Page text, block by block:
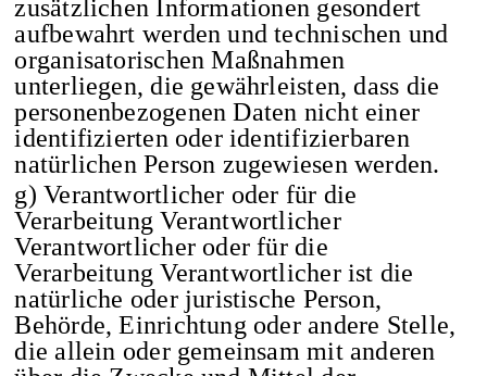
zusätzlichen Informationen gesondert
aufbewahrt werden und technischen und
organisatorischen Maßnahmen
unterliegen, die gewährleisten, dass die
personenbezogenen Daten nicht einer
identifizierten oder identifizierbaren
natürlichen Person zugewiesen werden.
g) Verantwortlicher oder für die
Verarbeitung Verantwortlicher
Verantwortlicher oder für die
Verarbeitung Verantwortlicher ist die
natürliche oder juristische Person,
Behörde, Einrichtung oder andere Stelle,
die allein oder gemeinsam mit anderen